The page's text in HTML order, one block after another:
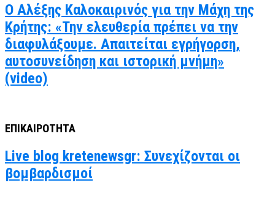
Ο Αλέξης Καλοκαιρινός για την Μάχη της
Κρήτης: «Την ελευθερία πρέπει να την
διαφυλάξουμε. Απαιτείται εγρήγορση,
αυτοσυνείδηση και ιστορική μνήμη»
(video)
ΕΠΙΚΑΙΡΟΤΗΤΑ
Live blog kretenewsgr: Συνεχίζονται οι
βομβαρδισμοί